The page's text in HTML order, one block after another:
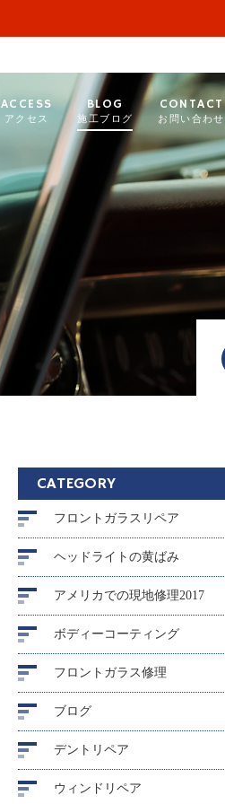
ACCESS
アクセス
BLOG
施工ブログ
CONTACT
お問い合わせ
CATEGORY
フロントガラスリペア
ヘッドライトの黄ばみ
アメリカでの現地修理2017
ボディーコーティング
フロントガラス修理
ブログ
デントリペア
ウィンドリペア